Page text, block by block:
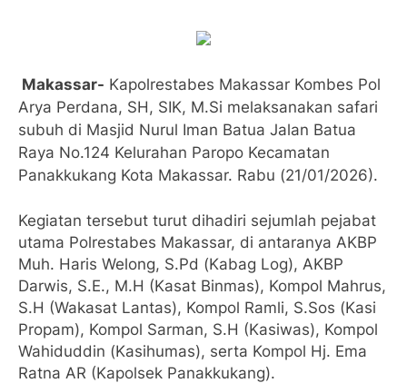
Makassar- Kapolrestabes Makassar Kombes Pol
Arya Perdana, SH, SIK, M.Si melaksanakan safari
subuh di Masjid Nurul Iman Batua Jalan Batua
Raya No.124 Kelurahan Paropo Kecamatan
Panakkukang Kota Makassar. Rabu (21/01/2026).
Kegiatan tersebut turut dihadiri sejumlah pejabat
utama Polrestabes Makassar, di antaranya AKBP
Muh. Haris Welong, S.Pd (Kabag Log), AKBP
Darwis, S.E., M.H (Kasat Binmas), Kompol Mahrus,
S.H (Wakasat Lantas), Kompol Ramli, S.Sos (Kasi
Propam), Kompol Sarman, S.H (Kasiwas), Kompol
Wahiduddin (Kasihumas), serta Kompol Hj. Ema
Ratna AR (Kapolsek Panakkukang).